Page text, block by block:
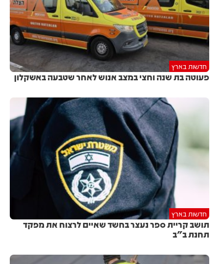
חדשות בארץ
פעוטה בת שנה וחצי במצב אנוש לאחר שטבעה באשקלון
חדשות בארץ
תושב קריית ספר נעצר בחשד שאיים לרצוח את מפקד
תחנת ב"ב